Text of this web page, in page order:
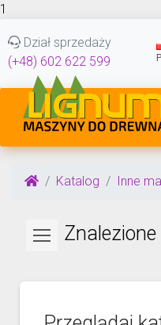
1
Dział sprzedaży
(+48) 602 622 599
Katalog Inne